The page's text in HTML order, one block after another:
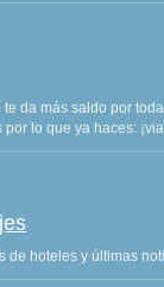
da más saldo por
lo que ya haces:
de hoteles y últimas